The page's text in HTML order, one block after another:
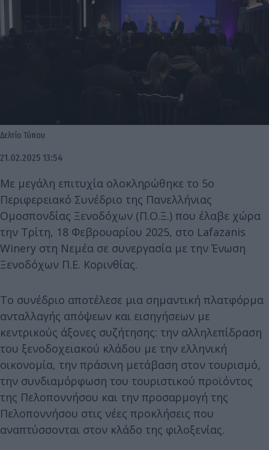
Δελτίο Τύπου
21.02.2025 13:54
Με μεγάλη επιτυχία ολοκληρώθηκε το 5ο
Περιφερειακό Συνέδριο της Πανελλήνιας
Ομοσπονδίας Ξενοδόχων (Π.Ο.Ξ.) που έλαβε χώρα
την Τρίτη, 18 Φεβρουαρίου 2025, στο Lafazanis
Winery στη Νεμέα σε συνεργασία με την Ένωση
Ξενοδόχων Π.Ε. Κορινθίας.
Το συνέδριο αποτέλεσε μια σημαντική πλατφόρμα
ανταλλαγής απόψεων και εισηγήσεων με
κεντρικούς άξονες συζήτησης: την αλληλεπίδραση
του ξενοδοχειακού κλάδου με την ελληνική
οικονομία, την πράσινη μετάβαση στον τουρισμό,
την συνδιαμόρφωση του τουριστικού προϊόντος
της Πελοποννήσου και την προσαρμογή της
Πελοποννήσου στις νέες προκλήσεις που
αναπτύσσονται στον κλάδο της φιλοξενίας.